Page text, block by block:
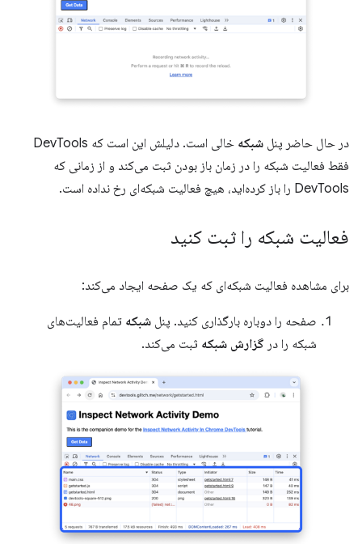
در حال حاضر پنل شبکه
خالی است. دلیلش این است که DevTools
فقط فعالیت شبکه را در زمان باز بودن ثبت می‌کند و از زمانی که
DevTools را باز کرده‌اید، هیچ فعالیت شبکه‌ای رخ نداده است.
فعالیت شبکه را ثبت کنید
برای مشاهده فعالیت شبکه‌ای که یک صفحه ایجاد می‌کند:
صفحه را دوباره بارگذاری کنید. پنل شبکه تمام فعالیت‌های
شبکه را در گزارش شبکه ثبت می‌کند.